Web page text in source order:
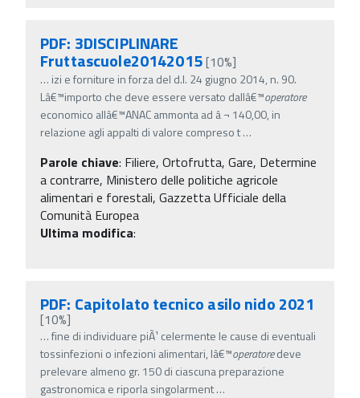
PDF: 3DISCIPLINARE
Fruttascuole20142015[10%]
… izi e forniture in forza del d.l. 24 giugno 2014, n. 90.
Lâ€™importo che deve essere versato dallâ€™operatore
economico allâ€™ANAC ammonta ad â‚¬ 140,00, in
relazione agli appalti di valore compreso t…
Parole chiave: Filiere, Ortofrutta, Gare, Determine
a contrarre, Ministero delle politiche agricole
alimentari e forestali, Gazzetta Ufficiale della
Comunità Europea
Ultima modifica:
PDF: Capitolato tecnico asilo nido 2021
[10%]
…fine di individuare piÃ¹ celermente le cause di eventuali
tossinfezioni o infezioni alimentari, lâ€™operatoredeve
prelevare almeno gr. 150 di ciascuna preparazione
gastronomica e riporla singolarment…